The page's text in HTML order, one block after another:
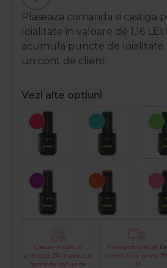
Plaseaza comanda si castiga
loialitate in valoare de 1,16 LEI
acumula puncte de loialitate
un cont de client.
Vezi alte optiuni
Creaza-ti cont si
primesti 2% inapoi sub
forma de bonus de
Transport Gratuit La
comenzi de peste
LEI